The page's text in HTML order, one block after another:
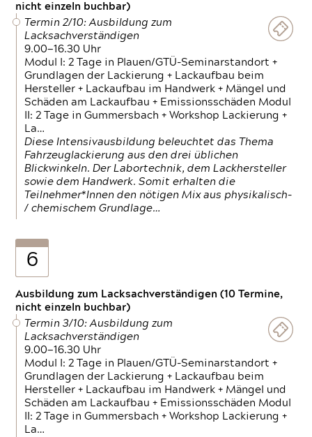
nicht einzeln buchbar)
Termin 2/10: Ausbildung zum
Lacksachverständigen
9.00—16.30 Uhr
Modul I: 2 Tage in Plauen/GTÜ-Seminarstandort +
Grundlagen der Lackierung + Lackaufbau beim
Hersteller + Lackaufbau im Handwerk + Mängel und
Schäden am Lackaufbau + Emissionsschäden Modul
II: 2 Tage in Gummersbach + Workshop Lackierung +
La…
Diese Intensivausbildung beleuchtet das Thema
Fahrzeuglackierung aus den drei üblichen
Blickwinkeln. Der Labortechnik, dem Lackhersteller
sowie dem Handwerk. Somit erhalten die
Teilnehmer*Innen den nötigen Mix aus physikalisch-
/ chemischem Grundlage…
6
Ausbildung zum Lacksachverständigen (10 Termine,
nicht einzeln buchbar)
Termin 3/10: Ausbildung zum
Lacksachverständigen
9.00—16.30 Uhr
Modul I: 2 Tage in Plauen/GTÜ-Seminarstandort +
Grundlagen der Lackierung + Lackaufbau beim
Hersteller + Lackaufbau im Handwerk + Mängel und
Schäden am Lackaufbau + Emissionsschäden Modul
II: 2 Tage in Gummersbach + Workshop Lackierung +
La…